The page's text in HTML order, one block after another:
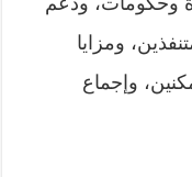
ومزايا
وإجماع